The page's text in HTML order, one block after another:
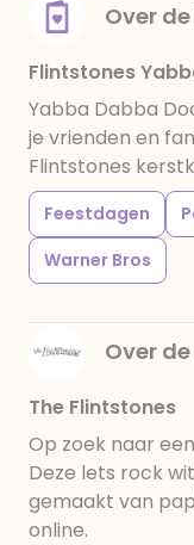
Over
Flintstones
Yabba Dabba
je vrienden en
Flintstones
Feestdagen
Warner Bros
Over
The Flintstones
Op zoek naar
Deze lets rock
gemaakt van
online.